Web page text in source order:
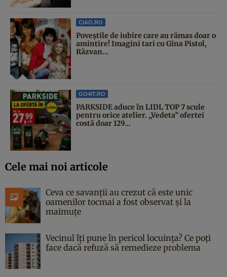
CIAO.RO
Poveştile de iubire care au rămas doar o
amintire! Imagini tari cu Gina Pistol,
Răzvan...
GO4IT.RO
PARKSIDE aduce în LIDL TOP 7 scule
pentru orice atelier. „Vedeta” ofertei
costă doar 129...
Cele mai noi articole
Ceva ce savanții au crezut că este unic
oamenilor tocmai a fost observat și la
maimuțe
Vecinul îți pune în pericol locuința? Ce poți
face dacă refuză să remedieze problema